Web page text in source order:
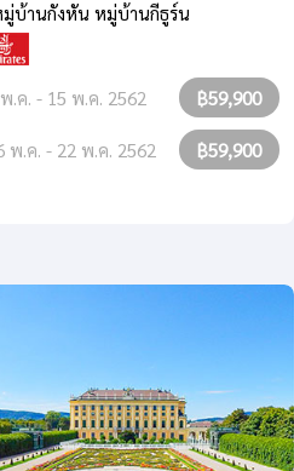
มู่บ้านกังหัน หมู่บ้านกีธูร์น
.ค. - 15 พ.ค. 2562 ฿59,900
พ.ค. - 22 พ.ค. 2562 ฿59,900